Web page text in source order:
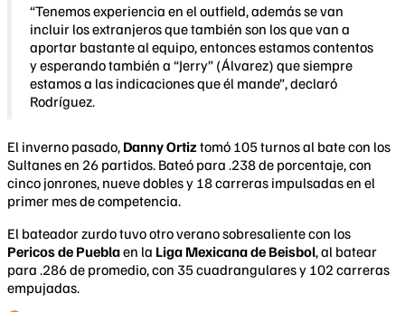
“Tenemos experiencia en el outfield, además se van
incluir los extranjeros que también son los que van a
aportar bastante al equipo, entonces estamos contentos
y esperando también a “Jerry” (Álvarez) que siempre
estamos a las indicaciones que él mande”, declaró
Rodríguez.
El inverno pasado, Danny Ortiz tomó 105 turnos al bate con los
Sultanes en 26 partidos. Bateó para .238 de porcentaje, con
cinco jonrones, nueve dobles y 18 carreras impulsadas en el
primer mes de competencia.
El bateador zurdo tuvo otro verano sobresaliente con los
Pericos de Pueblaen la Liga Mexicana de Beisbol, al batear
para .286 de promedio, con 35 cuadrangulares y 102 carreras
empujadas.